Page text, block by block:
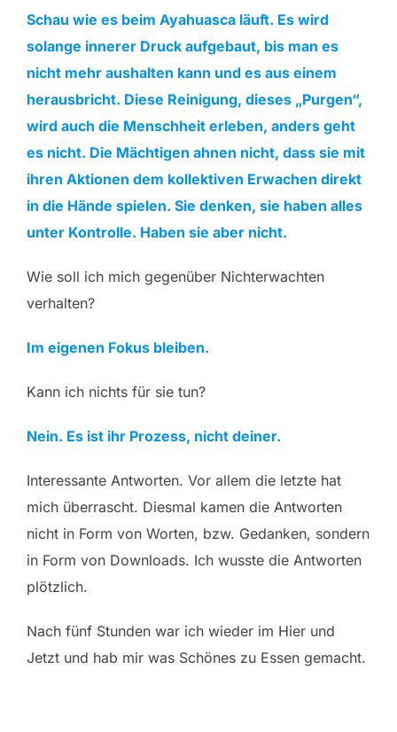
Schau wie es beim Ayahuasca läuft. Es wird
solange innerer Druck aufgebaut, bis man es
nicht mehr aushalten kann und es aus einem
herausbricht. Diese Reinigung, dieses „Purgen“,
wird auch die Menschheit erleben, anders geht
es nicht. Die Mächtigen ahnen nicht, dass sie mit
ihren Aktionen dem kollektiven Erwachen direkt
in die Hände spielen. Sie denken, sie haben alles
unter Kontrolle. Haben sie aber nicht.
Wie soll ich mich gegenüber Nichterwachten
verhalten?
Im eigenen Fokus bleiben.
Kann ich nichts für sie tun?
Nein. Es ist ihr Prozess, nicht deiner.
Interessante Antworten. Vor allem die letzte hat
mich überrascht. Diesmal kamen die Antworten
nicht in Form von Worten, bzw. Gedanken, sondern
in Form von Downloads. Ich wusste die Antworten
plötzlich.
Nach fünf Stunden war ich wieder im Hier und
Jetzt und hab mir was Schönes zu Essen gemacht.